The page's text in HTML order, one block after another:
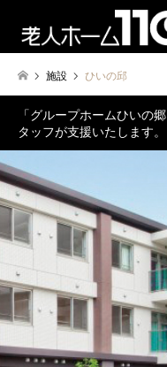
施設 ひいの邱
「グループホームひいの
タッフが支援いたします。